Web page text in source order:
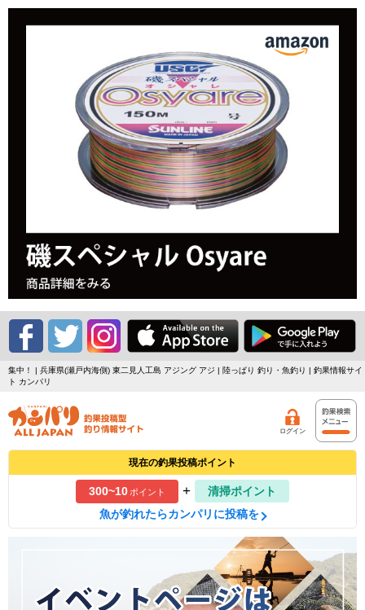
集中！ | 兵庫県(瀬戸内海側) 東二見人工島 アジング アジ | 陸っぱり 釣り・魚釣り | 釣果情報サイ
ト カンパリ
ログイン
現在の釣果投稿ポイント
300~10ポイント +
清掃ポイント
魚が釣れたらカンパリに投稿を